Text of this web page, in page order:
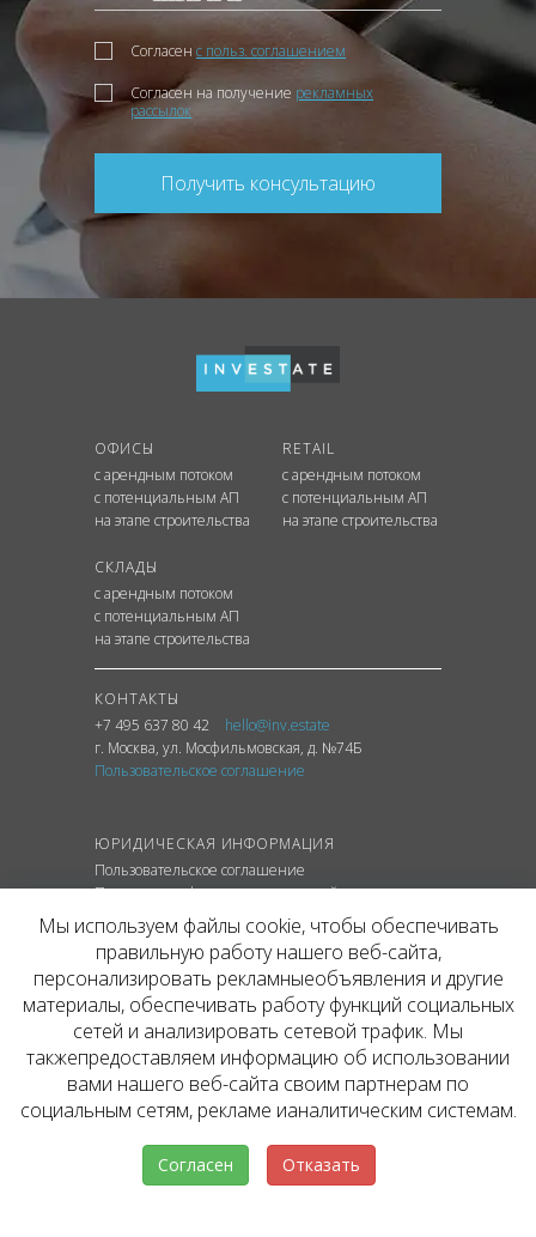
Согласен с польз. соглашением
Согласен на получение рекламных
рассылок
Получить консультацию
ОФИСЫ
с арендным потоком
с потенциальным АП
на этапе строительства
RETAIL
с арендным потоком
с потенциальным АП
на этапе строительства
СКЛАДЫ
с арендным потоком
с потенциальным АП
на этапе строительства
КОНТАКТЫ
+7 495 637 80 42
hello@inv.estate
г. Москва, ул. Мосфильмовская, д. №74Б
Пользовательское соглашение
ЮРИДИЧЕСКАЯ ИНФОРМАЦИЯ
Пользовательское соглашение
Политика конфиденциальности сайта
Политика обработки персональных данных
© ОФИЦИАЛЬНЫЙ САЙТ КОМПАНИИ
INVESTATE, 2026
Представленная на сайте агентства информация,
в т.ч. стоимости объектов, носит информационный
характер и не является публичной офертой. Условия
аренды объекта могут быть изменены собственником
без уведомления.
Мы используем файлы cookie, чтобы обеспечивать
правильную работу нашего веб-сайта,
персонализировать рекламныеобъявления и другие
материалы, обеспечивать работу функций социальных
сетей и анализировать сетевой трафик. Мы
такжепредоставляем информацию об использовании
вами нашего веб-сайта своим партнерам по
социальным сетям, рекламе ианалитическим системам.
Согласен Отказать